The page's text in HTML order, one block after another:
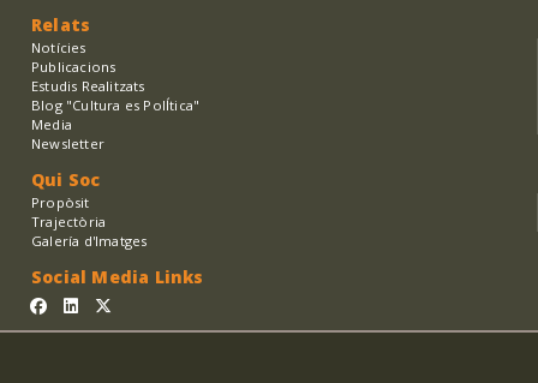
Relats
Notícies
Publicacions
Estudis Realitzats
Blog "Cultura es PolÍtica"
Media
Newsletter
Qui Soc
Propòsit
Trajectòria
Galería d'Imatges
Social Media Links